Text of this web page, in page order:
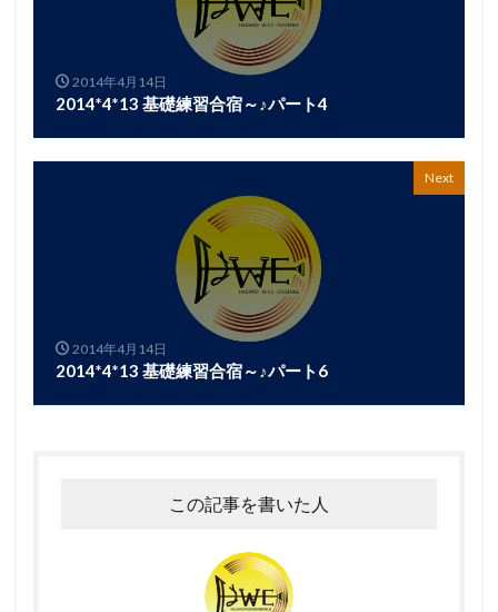
2014年4月14日
2014*4*13 基礎練習合宿～♪パート4
Next
2014年4月14日
2014*4*13 基礎練習合宿～♪パート6
この記事を書いた人